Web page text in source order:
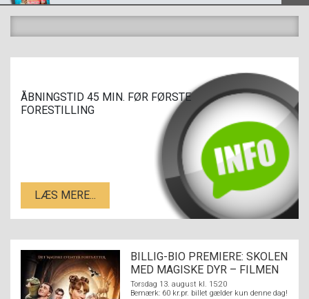
LÆS MERE
ÅBNINGSTID 45 MIN. FØR FØRSTE
FORESTILLING
LÆS MERE...
BILLIG-BIO PREMIERE: SKOLEN
MED MAGISKE DYR – FILMEN
Torsdag 13. august kl. 15:20
Bemærk: 60 kr.pr. billet gælder kun denne dag!